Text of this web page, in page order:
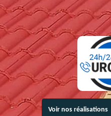
Voir nos réalisations